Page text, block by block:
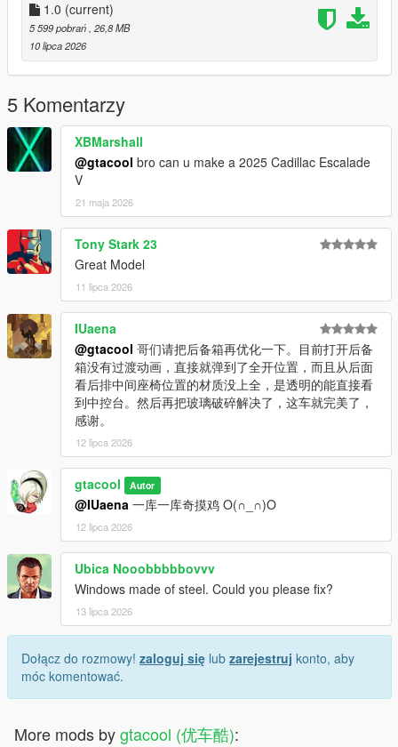
Use the modifier to brush the car by name, enter:
【evc23yuk】
-----------------------------------------------ENJOY !!!! - only if you
like it ---------------------------------------------
EVC=Excellent Vehicle Club: Aspire to bring interesting and
excellent mods to players worldwide!
俺的目标：洗心革面为全球玩家带来有趣精致的MOD！
1.0 (current)
5 599 pobrań , 26,8 MB
10 lipca 2026
5 Komentarzy
XBMarshall
@gtacool bro can u make a 2025 Cadillac Escalade
V
21 maja 2026
Tony Stark 23
Great Model
11 lipca 2026
IUaena
@gtacool 哥们请把后备箱再优化一下。目前打开后备
箱没有过渡动画，直接就弹到了全开位置，而且从后面
看后排中间座椅位置的材质没上全，是透明的能直接看
到中控台。然后再把玻璃破碎解决了，这车就完美了，
感谢。
12 lipca 2026
gtacool Autor
@IUaena 一库一库奇摸鸡 O(∩_∩)O
12 lipca 2026
Ubica Nooobbbbbovvv
Windows made of steel. Could you please fix?
13 lipca 2026
Dołącz do rozmowy! zaloguj się lub zarejestruj konto, aby
móc komentować.
More mods bygtacool (优车酷):